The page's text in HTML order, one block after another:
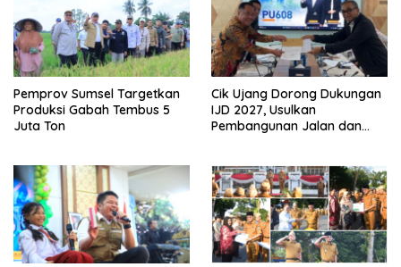
Pemprov Sumsel Targetkan
Produksi Gabah Tembus 5
Juta Ton
Cik Ujang Dorong Dukungan
IJD 2027, Usulkan
Pembangunan Jalan dan